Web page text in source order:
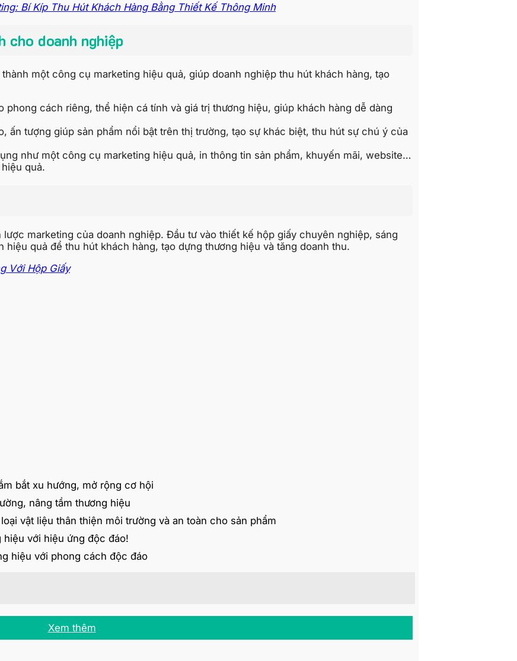
Bí Kíp Thu Hút Khách Hàng Bằng Thiết Kế Thông Minh
doanh nghiệp
một công cụ marketing hiệu quả, giúp doanh nghiệp thu hút khách hàng, tạo
phong cách riêng, thể hiện cá tính và giá trị thương hiệu, giúp khách hàng dễ dàng
ấn tượng giúp sản phẩm nổi bật trên thị trường, tạo sự khác biệt, thu hút sự chú ý của
như một công cụ marketing hiệu quả, in thông tin sản phẩm, khuyến mãi, website…
quả.
marketing của doanh nghiệp. Đầu tư vào thiết kế hộp giấy chuyên nghiệp, sáng
quả để thu hút khách hàng, tạo dựng thương hiệu và tăng doanh thu.
Với Hộp Giấy
bắt xu hướng, mở rộng cơ hội
nâng tầm thương hiệu
vật liệu thân thiện môi trường và an toàn cho sản phẩm
hiệu với hiệu ứng độc đáo!
hiệu với phong cách độc đáo
Xem thêm